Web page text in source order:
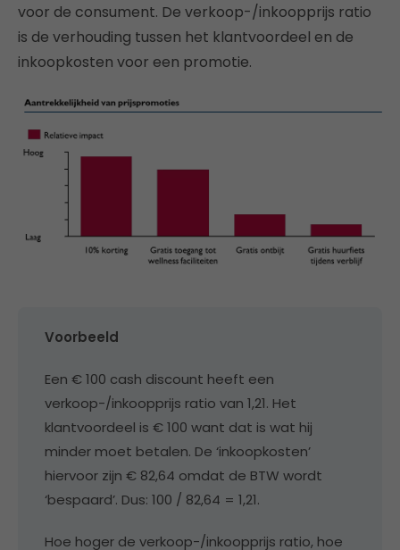
voor de consument. De verkoop-/inkoopprijs ratio
is de verhouding tussen het klantvoordeel en de
inkoopkosten voor een promotie.
Voorbeeld
Een € 100 cash discount heeft een
verkoop-/inkoopprijs ratio van 1,21. Het
klantvoordeel is € 100 want dat is wat hij
minder moet betalen. De ‘inkoopkosten’
hiervoor zijn € 82,64 omdat de BTW wordt
‘bespaard’. Dus: 100 / 82,64 = 1,21.
Hoe hoger de verkoop-/inkoopprijs ratio, hoe